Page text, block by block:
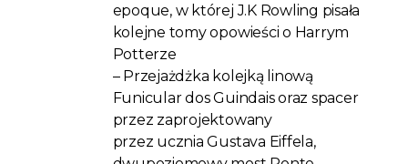
epoque, w której J.K Rowling pisała
kolejne tomy opowieści o Harrym
Potterze
– Przejażdżka kolejką linową
Funicular dos Guindais oraz spacer
przez zaprojektowany
przez ucznia Gustava Eiffela,